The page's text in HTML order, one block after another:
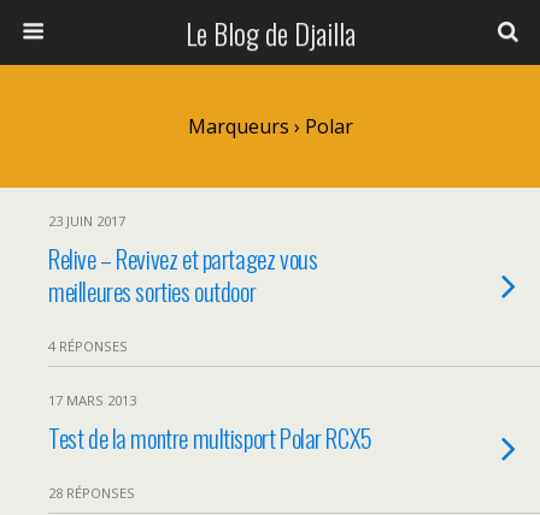
Le Blog de Djailla
Marqueurs › Polar
23 JUIN 2017
Relive – Revivez et partagez vous
meilleures sorties outdoor
4 RÉPONSES
17 MARS 2013
Test de la montre multisport Polar RCX5
28 RÉPONSES